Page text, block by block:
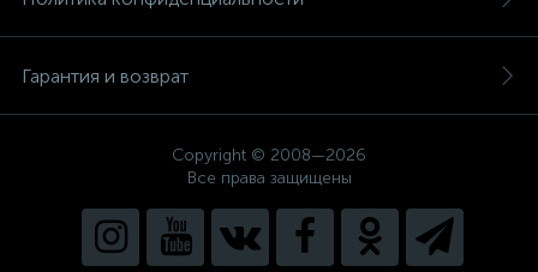
Гарантия и возврат
Copyright © 2008—2026
Все права защищены